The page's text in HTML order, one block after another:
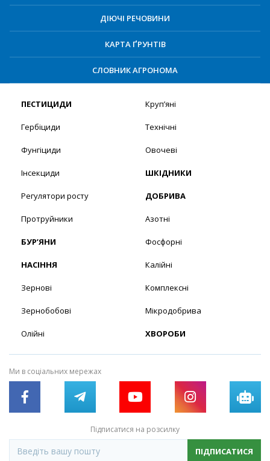
ДІЮЧІ РЕЧОВИНИ
КАРТА ҐРУНТІВ
СЛОВНИК АГРОНОМА
ПЕСТИЦИДИ
Гербіциди
Фунгіциди
Інсекциди
Регулятори росту
Протруйники
БУР’ЯНИ
НАСІННЯ
Зернові
Зернобобові
Олійні
Круп’яні
Технічні
Овочеві
ШКІДНИКИ
ДОБРИВА
Азотні
Фосфорні
Калійні
Комплексні
Мікродобрива
ХВОРОБИ
Ми в соціальних мережах
Підписатися на розсилку
ПІДПИСАТИСЯ